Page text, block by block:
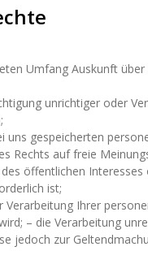
Umfang Auskunft
unrichtiger oder
uns gespeicherten
Rechts auf freie
öffentlichen
ist;
Verarbeitung Ihrer
– die Verarbeitung
jedoch zur